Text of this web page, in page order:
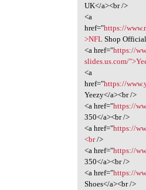
UK</a><br />
<a
href="https://
>NFLShop
<a href="https://
slides.us.com/
<a
href="https://
Yeezy</a><br />
<a href="https://
350</a><br />
<a href="https://
<br/>
<a href="https://
350</a><br />
<a href="https://
Shoes</a><br />